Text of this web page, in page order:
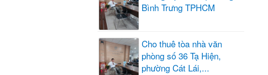
Bình Trưng TPHCM
Cho thuê tòa nhà văn
phòng số 36 Tạ Hiện,
phường Cát Lái,...